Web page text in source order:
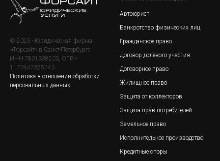
© 2025 - Юридическая фирма
«Форсайт» в Санкт-Петербурге
ИНН 7801338203, ОГРН
1177847325743
Политика в отношении обработки
персональных данных
Автоюрист
Банкротство физических лиц
Гражданское право
Договор долевого участия
Договорное право
Жилищное право
Защита от коллекторов
Защита прав потребителей
Земельное право
Исполнительное производство
Кредитные споры